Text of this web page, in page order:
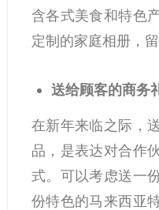
含各式美食和特色
定制的家庭相册，
送给顾客的商务
在新年来临之际，
品，是表达对合作
式。可以考虑送一
份特色的马来西亚